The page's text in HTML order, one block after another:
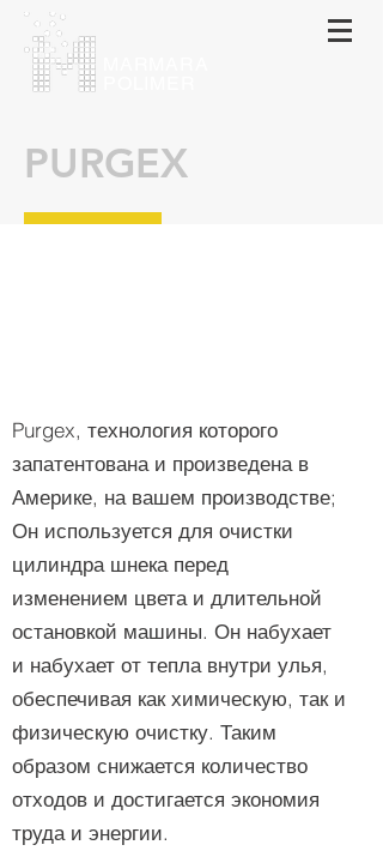
PURGEX
Purgex, технология которого
запатентована и произведена в
Америке, на вашем производстве;
Он используется для очистки
цилиндра шнека перед
изменением цвета и длительной
остановкой машины. Он набухает
и набухает от тепла внутри улья,
обеспечивая как химическую, так и
физическую очистку. Таким
образом снижается количество
отходов и достигается экономия
труда и энергии.